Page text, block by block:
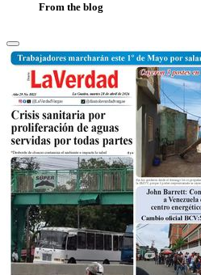
From the blog